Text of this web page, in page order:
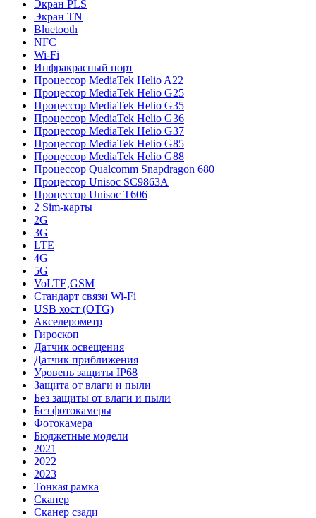
Экран PLS
Экран TN
Bluetooth
NFC
Wi-Fi
Инфракрасный порт
Процессор MediaTek Helio A22
Процессор MediaTek Helio G25
Процессор MediaTek Helio G35
Процессор MediaTek Helio G36
Процессор MediaTek Helio G37
Процессор MediaTek Helio G85
Процессор MediaTek Helio G88
Процессор Qualcomm Snapdragon 680
Процессор Unisoc SC9863A
Процессор Unisoc T606
2 Sim-карты
2G
3G
LTE
4G
5G
VoLTE,GSM
Стандарт связи Wi-Fi
USB хост (OTG)
Акселерометр
Гироскоп
Датчик освещения
Датчик приближения
Уровень защиты IP68
Защита от влаги и пыли
Без защиты от влаги и пыли
Без фотокамеры
Фотокамера
Бюджетные модели
2021
2022
2023
Тонкая рамка
Сканер
Сканер сзади